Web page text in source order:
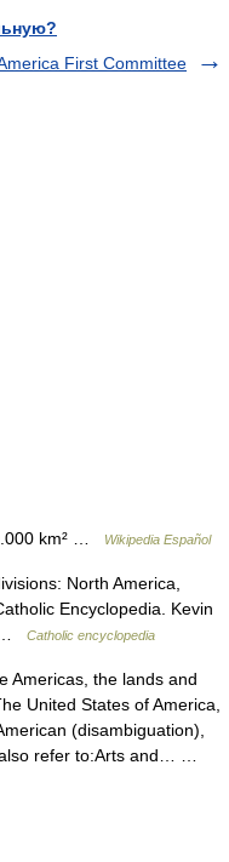
First Committee
km² … Wikipedia Español
North America,
Encyclopedia. Kevin
…
Catholic encyclopedia
Americas, the lands and
United States of America,
(disambiguation),
refer to:Arts and… …